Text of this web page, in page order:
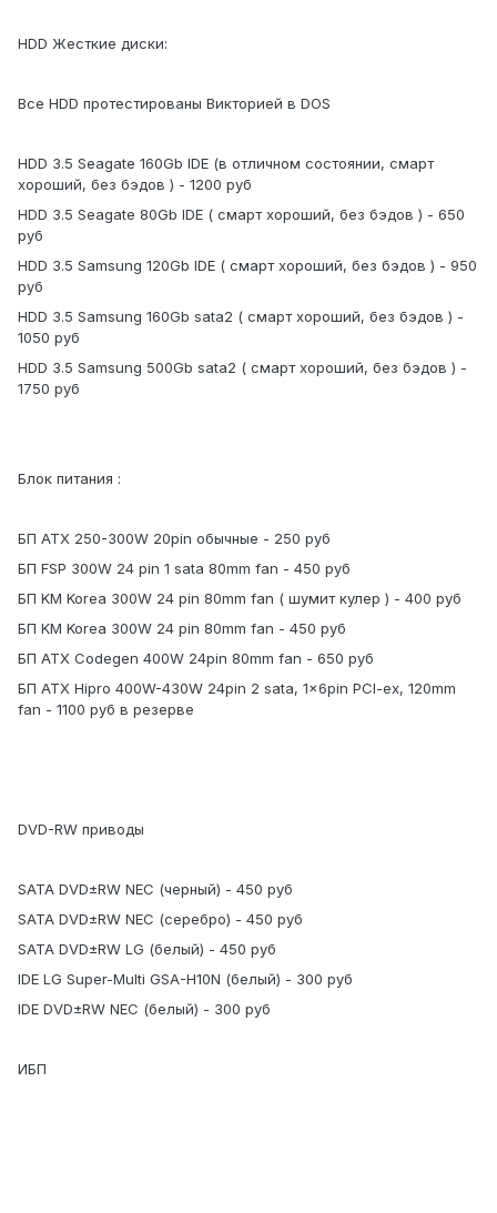
HDD Жесткие диски:
Все HDD протестированы Викторией в DOS
HDD 3.5 Seagate 160Gb IDE (в отличном состоянии, смарт
хороший, без бэдов ) - 1200 руб
HDD 3.5 Seagate 80Gb IDE ( смарт хороший, без бэдов ) - 650
руб
HDD 3.5 Samsung 120Gb IDE ( смарт хороший, без бэдов ) - 950
руб
HDD 3.5 Samsung 160Gb sata2 ( смарт хороший, без бэдов ) -
1050 руб
HDD 3.5 Samsung 500Gb sata2 ( смарт хороший, без бэдов ) -
1750 руб
Блок питания :
БП ATX 250-300W 20pin обычные - 250 руб
БП FSP 300W 24 pin 1 sata 80mm fan - 450 руб
БП KM Korea 300W 24 pin 80mm fan ( шумит кулер ) - 400 руб
БП KM Korea 300W 24 pin 80mm fan - 450 руб
БП ATX Codegen 400W 24pin 80mm fan - 650 руб
БП ATX Hipro 400W-430W 24pin 2 sata, 1x6pin PCI-ex, 120mm
fan - 1100 руб в резерве
DVD-RW приводы
SATA DVD±RW NEC (черный) - 450 руб
SATA DVD±RW NEC (серебро) - 450 руб
SATA DVD±RW LG (белый) - 450 руб
IDE LG Super-Multi GSA-H10N (белый) - 300 руб
IDE DVD±RW NEC (белый) - 300 руб
ИБП